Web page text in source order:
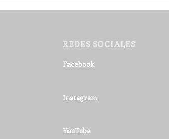
REDES SOCIALES
Facebook
Instagram
YouTube